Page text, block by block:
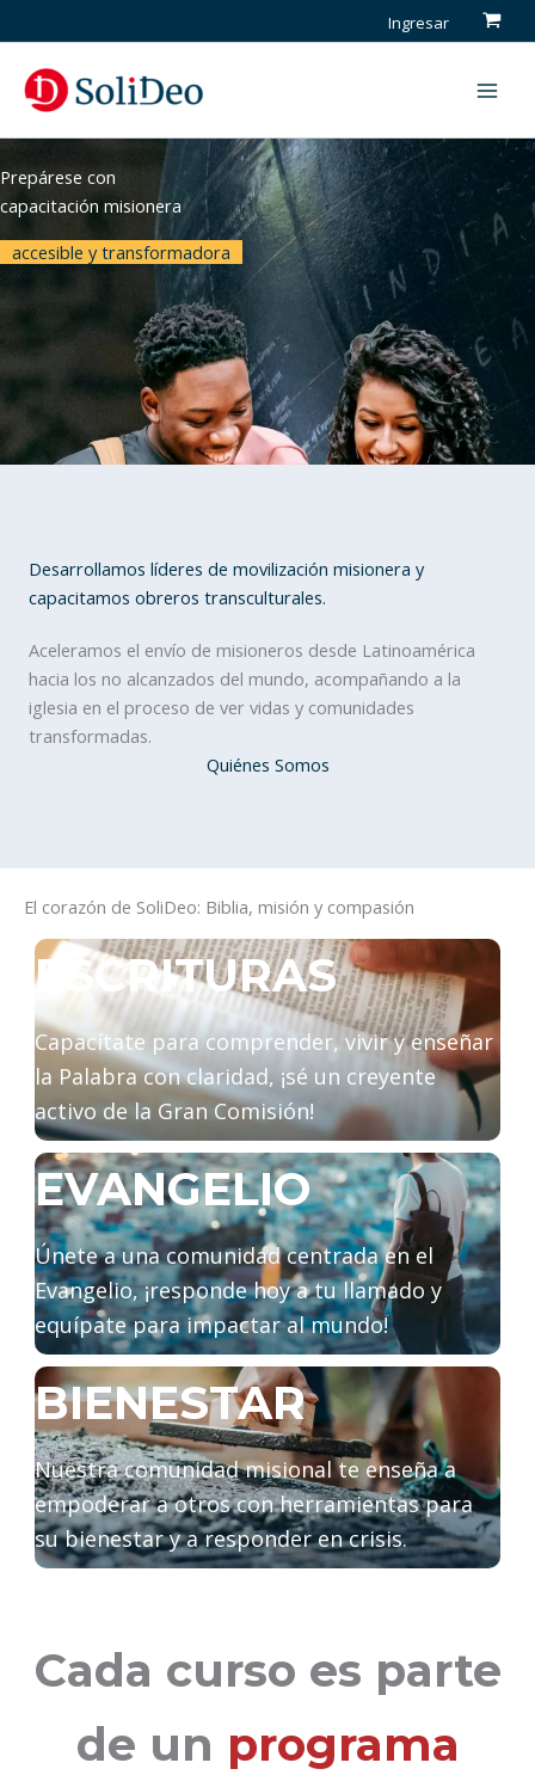
al
contenido
Ingresar
Buscar
Prepárese con
capacitación misionera
accesible y transformadora
Desarrollamos líderes de movilización misionera y
capacitamos obreros transculturales.
Aceleramos el envío de misioneros desde Latinoamérica
hacia los no alcanzados del mundo, acompañando a la
iglesia en el proceso de ver vidas y comunidades
transformadas.
Quiénes Somos
El corazón de SoliDeo: Biblia, misión y compasión
ESCRITURAS
Capacítate para comprender, vivir y enseñar
la Palabra con claridad, ¡sé un creyente
activo de la Gran Comisión!
EVANGELIO
Únete a una comunidad centrada en el
Evangelio, ¡responde hoy a tu llamado y
equípate para impactar al mundo!
BIENESTAR
Nuestra comunidad misional te enseña a
empoderar a otros con herramientas para
su bienestar y a responder en crisis.
Cada curso es parte
de un programa